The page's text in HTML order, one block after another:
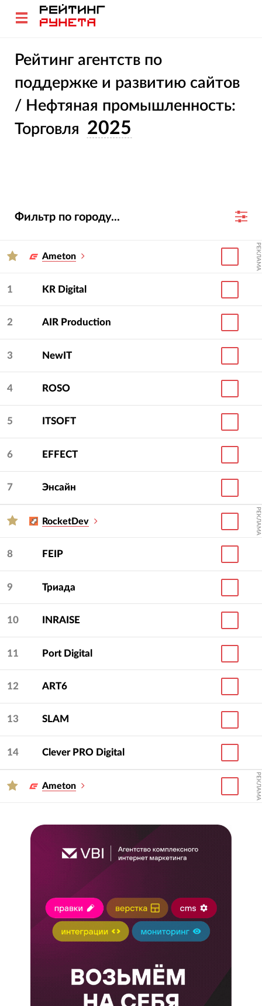
Рейтинг агентств по
поддержке и развитию сайтов
/ Нефтяная промышленность:
Торговля 2025
Фильтр по городу...
Ameton РЕКЛАМА
1 KR Digital
2 AIR Production
3 NewIT
4 ROSO
5 ITSOFT
6 EFFECT
7 Энсайн
RocketDev РЕКЛАМА
8 FEIP
9 Триада
10 INRAISE
11 Port Digital
12 ART6
13 SLAM
14 Clever PRO Digital
Ameton РЕКЛАМА